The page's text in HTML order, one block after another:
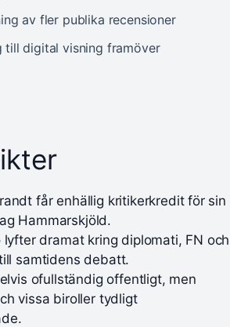
av fler publika recensioner
till digital visning framöver
får enhällig kritikerkredit för sin
Hammarskjöld.
lyfter dramat kring diplomati, FN och
samtidens debatt.
ofullständig offentligt, men
vissa biroller tydligt